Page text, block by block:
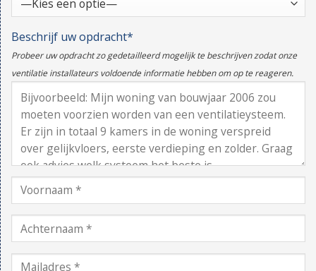
Beschrijf uw opdracht*
Probeer uw opdracht zo gedetailleerd mogelijk te beschrijven zodat onze
ventilatie installateurs voldoende informatie hebben om op te reageren.